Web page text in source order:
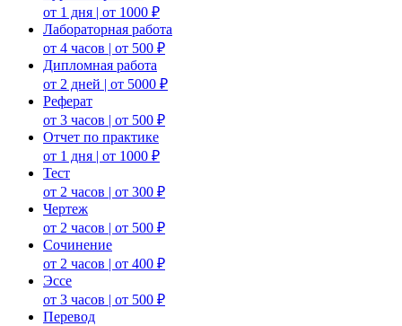
от 1 дня | от 1000 ₽
Лабораторная работа
от 4 часов | от 500 ₽
Дипломная работа
от 2 дней | от 5000 ₽
Реферат
от 3 часов | от 500 ₽
Отчет по практике
от 1 дня | от 1000 ₽
Тест
от 2 часов | от 300 ₽
Чертеж
от 2 часов | от 500 ₽
Сочинение
от 2 часов | от 400 ₽
Эссе
от 3 часов | от 500 ₽
Перевод